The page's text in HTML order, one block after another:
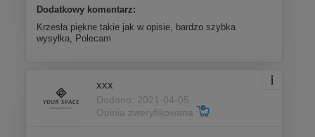
Dodatkowy komentarz:
Krzesła piękne takie jak w opisie, bardzo szybka
wysyłka, Polecam
xxx
Dodano: 2021-04-05
Opinia zweryfikowana